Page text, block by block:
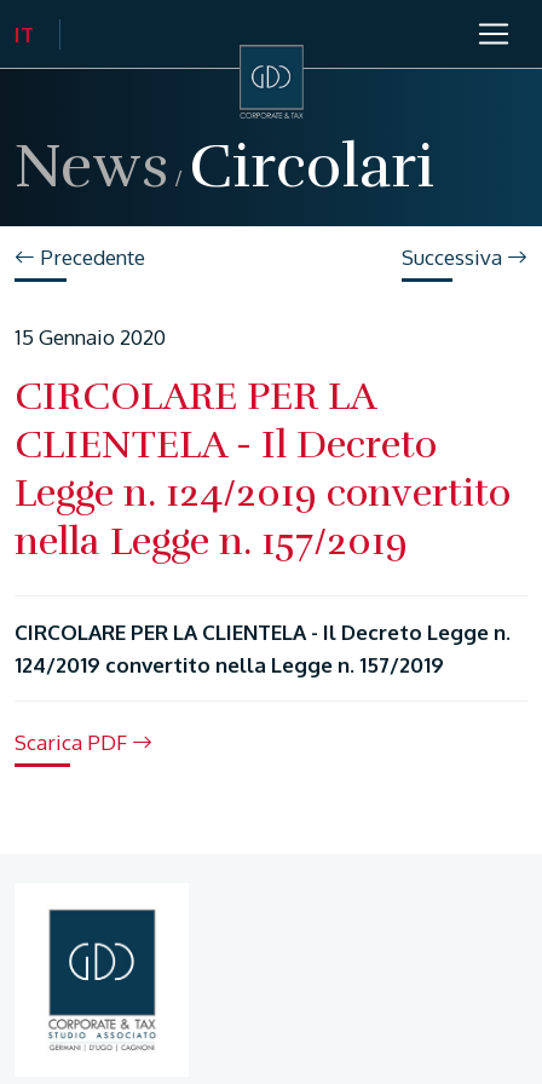
News / Circolari
Precedente Successiva
15 Gennaio 2020
CIRCOLARE PER LA
CLIENTELA - Il Decreto
Legge n. 124/2019 convertito
nella Legge n. 157/2019
CIRCOLARE PER LA CLIENTELA - Il Decreto Legge n.
124/2019 convertito nella Legge n. 157/2019
Scarica PDF